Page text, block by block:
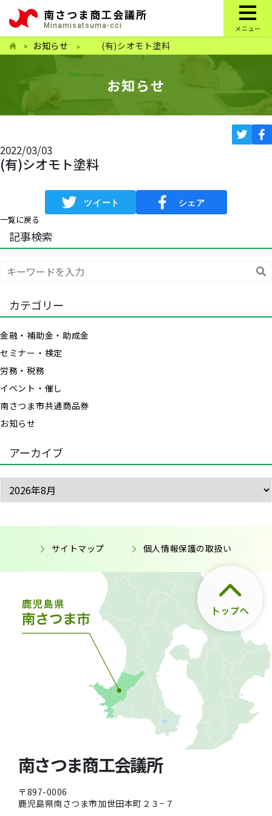
南さつま商工会議所
Minamisatsuma-cci メニュー
お知らせ (有)シオモト塗料
お知らせ
2022/03/03
(有)シオモト塗料
一覧に戻る
記事検索
カテゴリー
金融・補助金・助成金
セミナー・検定
労務・税務
イベント・催し
南さつま市共通商品券
お知らせ
アーカイブ
サイトマップ 個人情報保護の取扱い
南さつま商工会議所
〒897-0006
鹿児島県南さつま市加世田本町２３−７